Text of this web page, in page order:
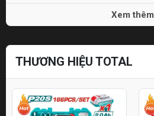
Xem thêm
THƯƠNG HIỆU TOTAL